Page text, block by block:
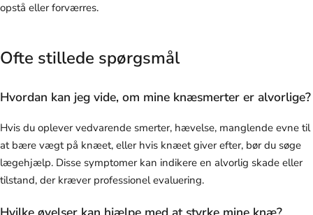
opstå eller forværres.
Ofte stillede spørgsmål
Hvordan kan jeg vide, om mine knæsmerter er alvorlige?
Hvis du oplever vedvarende smerter, hævelse, manglende evne til
at bære vægt på knæet, eller hvis knæet giver efter, bør du søge
lægehjælp. Disse symptomer kan indikere en alvorlig skade eller
tilstand, der kræver professionel evaluering.